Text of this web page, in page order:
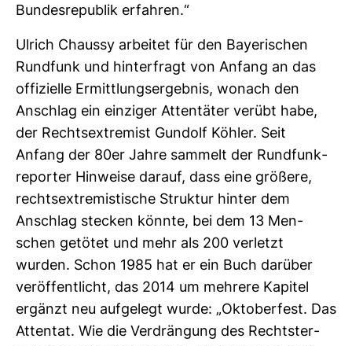
Bun­des­re­pu­blik erfahren.“
Ulrich Chaussy arbeitet für den Baye­ri­schen
Rund­funk und hin­ter­fragt von Anfang an das
offi­zi­elle Ermitt­lungs­er­gebnis, wonach den
Anschlag ein ein­ziger Atten­täter verübt habe,
der Rechts­ex­tre­mist Gun­dolf Köhler. Seit
Anfang der 80er Jahre sam­melt der Rund­funk­
re­porter Hin­weise darauf, dass eine grö­ßere,
rechts­ex­tre­mis­ti­sche Struktur hinter dem
Anschlag ste­cken könnte, bei dem 13 Men­
schen getötet und mehr als 200 ver­letzt
wurden. Schon 1985 hat er ein Buch dar­über
ver­öf­fent­licht, das 2014 um meh­rere Kapitel
ergänzt neu auf­ge­legt wurde: „Okto­ber­fest. Das
Attentat. Wie die Ver­drän­gung des Rechts­ter­